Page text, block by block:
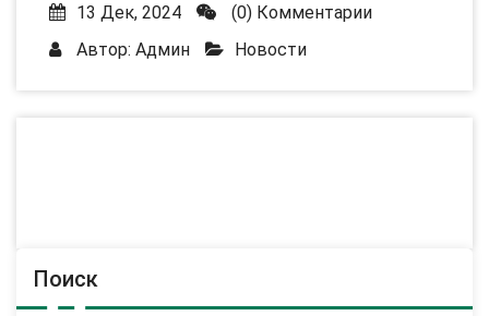
13 Дек, 2024
(0) Комментарии
Автор: Админ Новости
Поиск